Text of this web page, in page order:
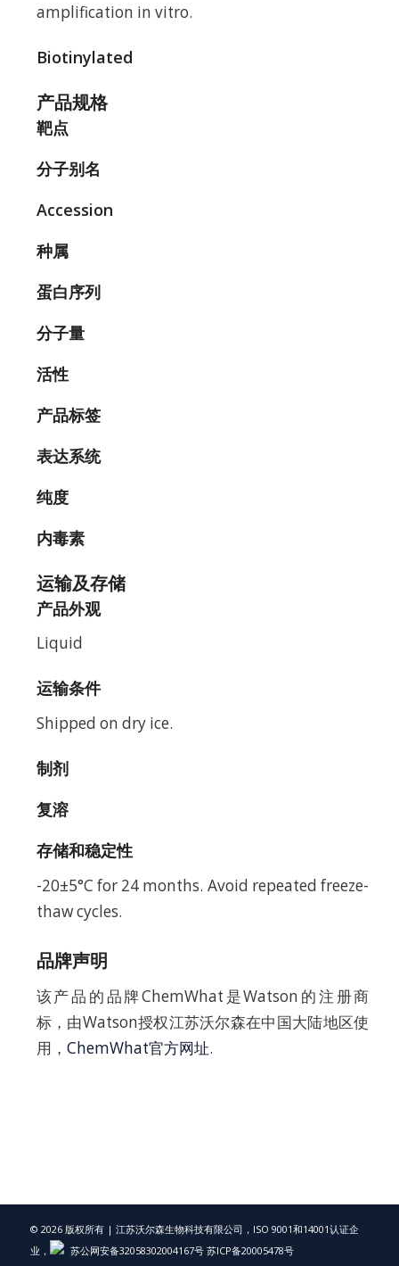
amplification in vitro.
Biotinylated
产品规格
靶点
分子别名
Accession
种属
蛋白序列
分子量
活性
产品标签
表达系统
纯度
内毒素
运输及存储
产品外观
Liquid
运输条件
Shipped on dry ice.
制剂
复溶
存储和稳定性
-20±5°C for 24 months. Avoid repeated freeze-
thaw cycles.
品牌声明
该产品的品牌ChemWhat是Watson的注册商
标，由Watson授权江苏沃尔森在中国大陆地区使
用， ChemWhat官方网址.
© 2026 版权所有 | 江苏沃尔森生物科技有限公司，ISO 9001和14001认证企
业，
苏公网安备32058302004167号 苏ICP备20005478号